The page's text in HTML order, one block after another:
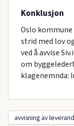
Konklusjon
Oslo
strid med lov
ved å avvise
om
klagenemnda:
avvisning av